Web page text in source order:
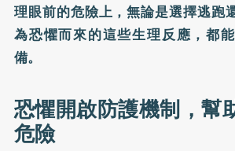
理眼前的危險上，無論是選擇逃跑
為恐懼而來的這些生理反應，都
備。
恐懼開啟防護機制，幫
危險